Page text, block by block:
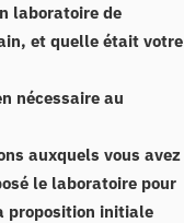
laboratoire de
et quelle était votre
nécessaire au
auxquels vous avez
le laboratoire pour
proposition initiale